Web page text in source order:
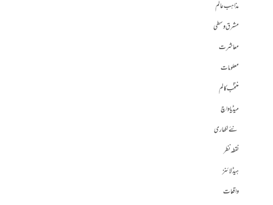
مذاہب عالم
مشرق وسطی
معاشرت
معلومات
منتخب کالم
میڈیا واچ
نئے لکھاری
نقطہ نظر
ہیڈلائنز
واقعات